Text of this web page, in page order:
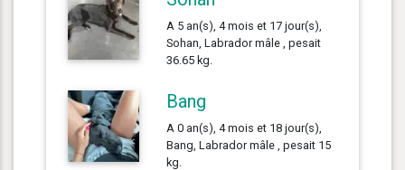
A 5 an(s), 4 mois et 17 jour(s),
Sohan, Labrador mâle , pesait
36.65 kg.
Bang
A 0 an(s), 4 mois et 18 jour(s),
Bang, Labrador mâle , pesait 15
kg.